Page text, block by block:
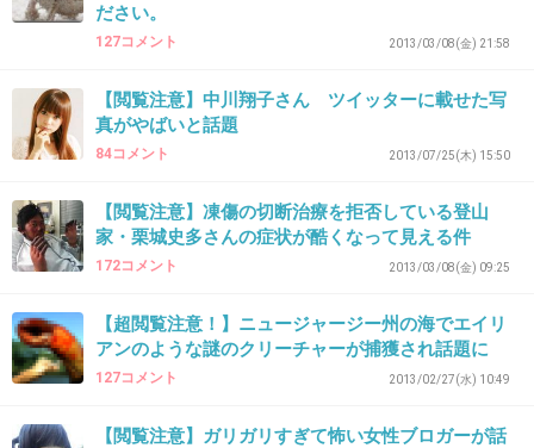
ちょっと怖いけどでも可愛い(*´ω｀*)♡
34. 匿名2013/09/25(水) 11:39:42
赤ちゃんフクロウさんも鼠を食べるのかな？
出典：articleimage.nicoblomaga.jp
+115 -0
ださい。
127コメント 2013/03/08(金) 21:58
【閲覧注意】中川翔子さん ツイッターに載せた写
真がやばいと話題
84コメント 2013/07/25(木) 15:50
【閲覧注意】凍傷の切断治療を拒否している登山
家・栗城史多さんの症状が酷くなって見える件
172コメント 2013/03/08(金) 09:25
【超閲覧注意！】ニュージャージー州の海でエイリ
アンのような謎のクリーチャーが捕獲され話題に
127コメント 2013/02/27(水) 10:49
【閲覧注意】ガリガリすぎて怖い女性ブロガーが話